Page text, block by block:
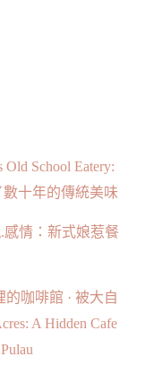
Old School Eatery:
數十年的傳統美味
感情：新式娘惹餐
的咖啡館 · 被大自
A Hidden Cafe